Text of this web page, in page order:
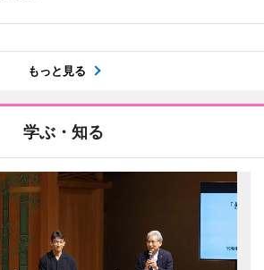
もっと見る
学ぶ・知る